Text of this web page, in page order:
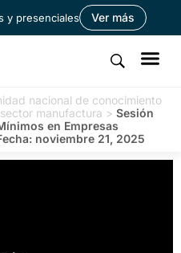
y presenciales Ver más
nacional de conocimiento
manufactura > Sesión
en Empresas
noviembre 21, 2025